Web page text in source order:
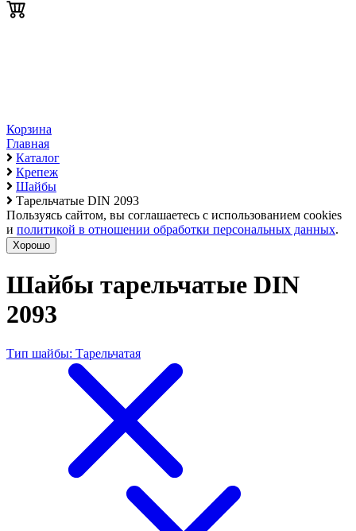
Корзина
Главная
Каталог
Крепеж
Шайбы
Тарельчатые DIN 2093
Пользуясь сайтом, вы соглашаетесь с использованием cookies
и политикой в отношении обработки персональных данных.
Хорошо
Шайбы тарельчатые DIN
2093
Тип шайбы: Тарельчатая